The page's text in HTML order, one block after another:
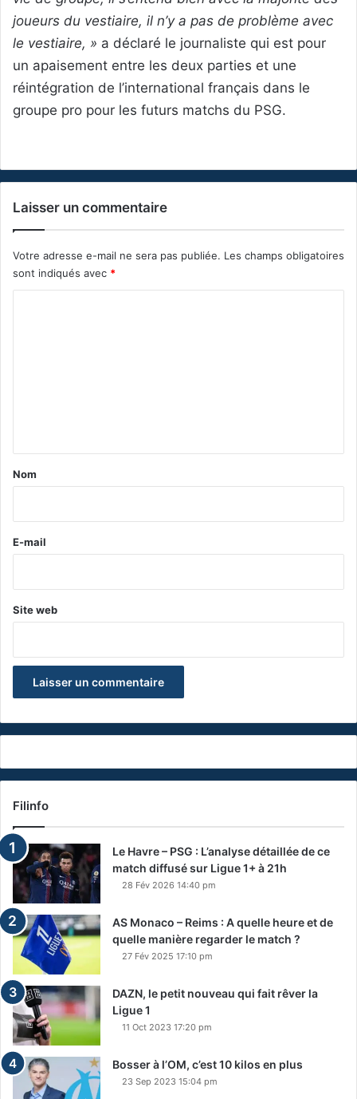
joueurs du vestiaire, il n’y a pas de problème avec
le vestiaire, » a déclaré le journaliste qui est pour
un apaisement entre les deux parties et une
réintégration de l’international français dans le
groupe pro pour les futurs matchs du PSG.
Laisser un commentaire
Votre adresse e-mail ne sera pas publiée. Les champs obligatoires
sont indiqués avec *
a
e
Nom
E-mail
Site web
Filinfo
Le Havre – PSG : L’analyse détaillée de ce
match diffusé sur Ligue 1+ à 21h
28 Fév 2026 14:40 pm
AS Monaco – Reims : A quelle heure et de
quelle manière regarder le match ?
27 Fév 2025 17:10 pm
DAZN, le petit nouveau qui fait rêver la
Ligue 1
11 Oct 2023 17:20 pm
Bosser à l’OM, c’est 10 kilos en plus
23 Sep 2023 15:04 pm